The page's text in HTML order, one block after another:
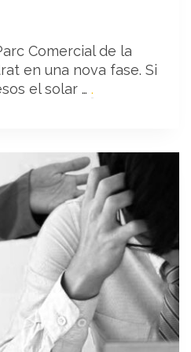
Comercial de la
en una nova fase. Si
el solar … .